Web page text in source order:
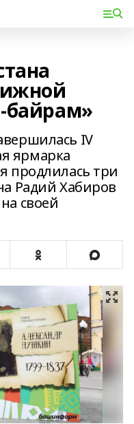
байрам»
IV
ярмарка
продлилась три
Радий Хабиров
своей